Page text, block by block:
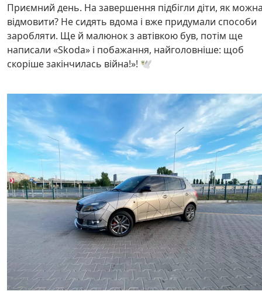
Приємний день. На завершення підбігли діти, як
відмовити? Не сидять вдома і вже придумали способи
заробляти. Ще й малюнок з автівкою був, потім ще
написали «Skoda» і побажання, найголовніше: щоб
скоріше закінчилась війна!»! 🕊️